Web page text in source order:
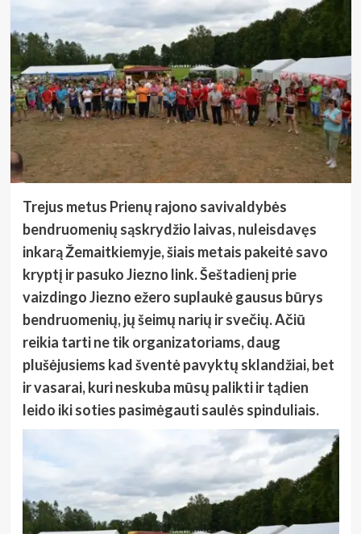
Trejus metus Prienų rajono savivaldybės
bendruomenių sąskrydžio laivas, nuleisdavęs
inkarą Žemaitkiemyje, šiais metais pakeitė savo
kryptį ir pasuko Jiezno link. Šeštadienį prie
vaizdingo Jiezno ežero suplaukė gausus būrys
bendruomenių, jų šeimų narių ir svečių. Ačiū
reikia tarti ne tik organizatoriams, daug
plušėjusiems kad šventė pavyktų sklandžiai, bet
ir vasarai, kuri neskuba mūsų palikti ir tądien
leido iki soties pasimėgauti saulės spinduliais.